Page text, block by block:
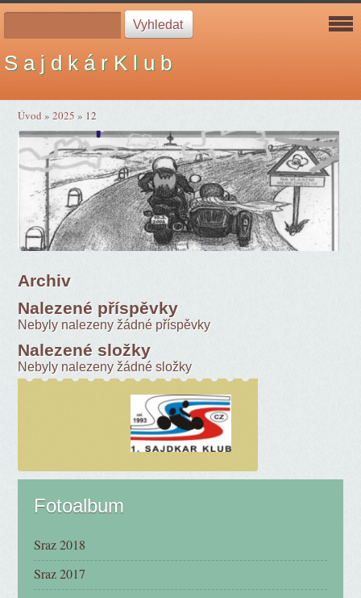
S a j d k á r K l u b
Úvod »2025 » 12
Archiv
Nalezené příspěvky
Nebyly nalezeny žádné příspěvky
Nalezené složky
Nebyly nalezeny žádné složky
Fotoalbum
Sraz 2018
Sraz 2017